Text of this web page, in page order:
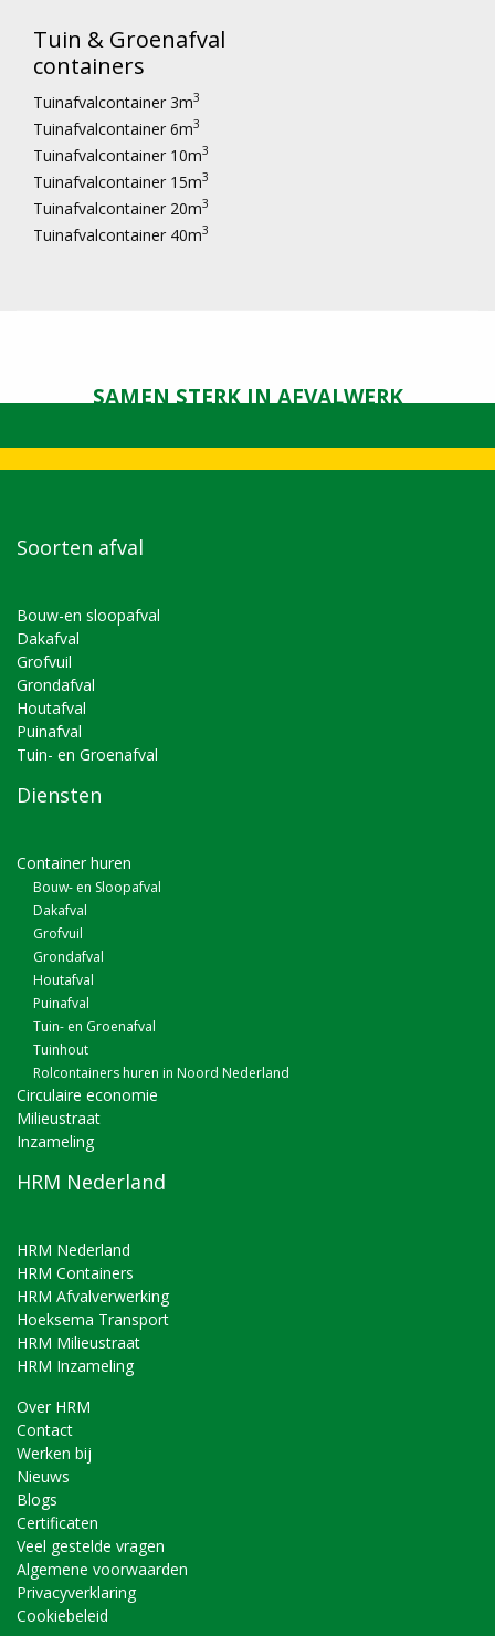
Tuin & Groenafval
containers
Tuinafvalcontainer 3m3
Tuinafvalcontainer 6m3
Tuinafvalcontainer 10m3
Tuinafvalcontainer 15m3
Tuinafvalcontainer 20m3
Tuinafvalcontainer 40m3
SAMEN STERK IN AFVALWERK
Soorten afval
Bouw-en sloopafval
Dakafval
Grofvuil
Grondafval
Houtafval
Puinafval
Tuin- en Groenafval
Diensten
Container huren
Bouw- en Sloopafval
Dakafval
Grofvuil
Grondafval
Houtafval
Puinafval
Tuin- en Groenafval
Tuinhout
Rolcontainers huren in Noord Nederland
Circulaire economie
Milieustraat
Inzameling
HRM Nederland
HRM Nederland
HRM Containers
HRM Afvalverwerking
Hoeksema Transport
HRM Milieustraat
HRM Inzameling
Over HRM
Contact
Werken bij
Nieuws
Blogs
Certificaten
Veel gestelde vragen
Algemene voorwaarden
Privacyverklaring
Cookiebeleid